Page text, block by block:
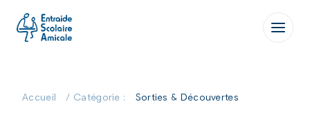
Accueil / Catégorie : Sorties & Découvertes